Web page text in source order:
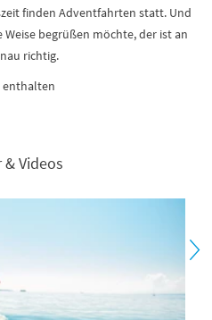
finden Adventfahrten statt. Und
begrüßen möchte, der ist an
richtig.
enthalten
Videos